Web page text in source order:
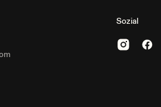
Sozial